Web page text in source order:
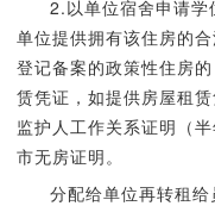
2.以单位宿舍申请
单位提供拥有该住房的
登记备案的政策性住房
赁凭证，如提供房屋租
监护人工作关系证明（
市无房证明。
分配给单位再转租